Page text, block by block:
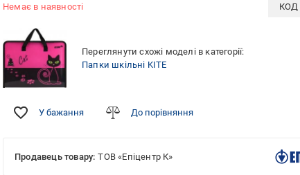
Немає в наявності КОД
Переглянути схожі моделі в категорії:
Папки шкільні KITE
У бажання До порівняння
Продавець товару: ТОВ «Епіцентр К»